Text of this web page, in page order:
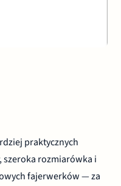
praktycznych
szeroka rozmiarówka i
fajerwerków — za